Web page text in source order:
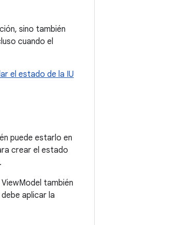
sino también
cuando el
el estado de la IU
puede estarlo en
crear el estado
también
aplicar la